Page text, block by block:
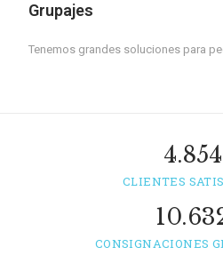
Grupajes
Tenemos grandes soluciones para
4.854
CLIENTES
10.
CONSIGNACIONES